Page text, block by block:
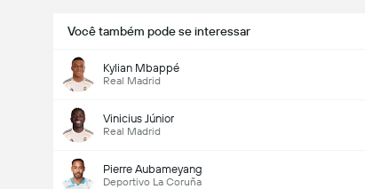
Você também pode se interessar
Kylian Mbappé
Real Madrid
Vinicius Júnior
Real Madrid
Pierre Aubameyang
Deportivo La Coruña